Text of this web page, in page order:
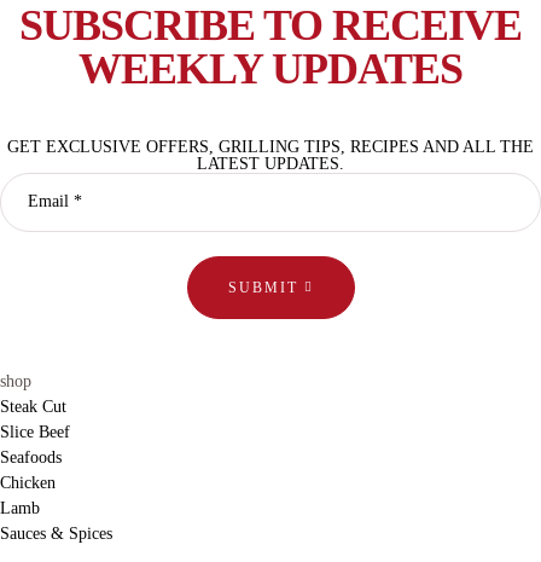
SUBSCRIBE TO RECEIVE
WEEKLY UPDATES
GET EXCLUSIVE OFFERS, GRILLING TIPS, RECIPES AND ALL THE
LATEST UPDATES.
SUBMIT
shop
Steak Cut
Slice Beef
Seafoods
Chicken
Lamb
Sauces & Spices